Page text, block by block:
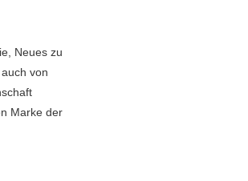
Neues zu
von
Marke der